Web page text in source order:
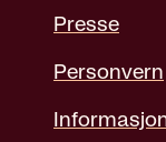
Presse
Personvern